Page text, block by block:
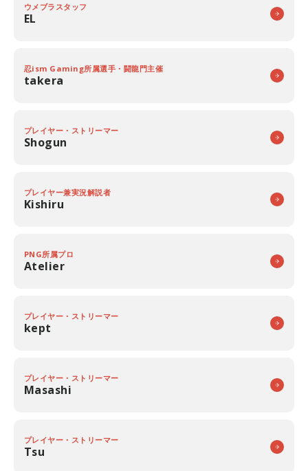
ウメブラスタッフ
EL
忍ism Gaming所属選手・闘龍門主催
takera
プレイヤー・ストリーマー
Shogun
プレイヤー兼実況解説者
Kishiru
PNG所属プロ
Atelier
プレイヤー・ストリーマー
kept
プレイヤー・ストリーマー
Masashi
プレイヤー・ストリーマー
Tsu